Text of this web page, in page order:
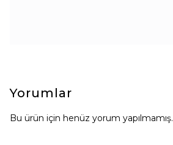
Yorumlar
Bu ürün için henüz yorum yapılmamış.